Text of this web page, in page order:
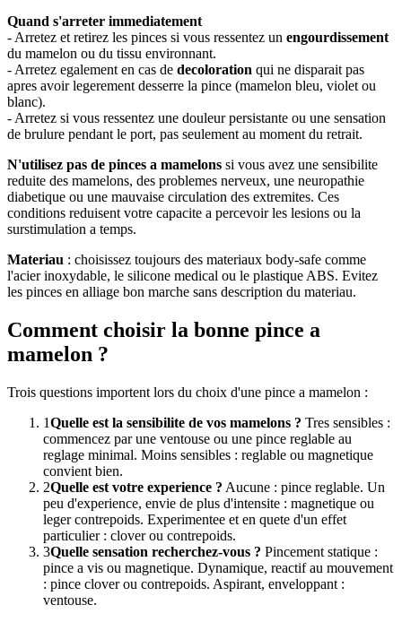
Quand s'arreter immediatement
- Arretez et retirez les pinces si vous ressentez un engourdissement
du mamelon ou du tissu environnant.
- Arretez egalement en cas de decoloration qui ne disparait pas
apres avoir legerement desserre la pince (mamelon bleu, violet ou
blanc).
- Arretez si vous ressentez une douleur persistante ou une sensation
de brulure pendant le port, pas seulement au moment du retrait.
N'utilisez pas de pinces a mamelons si vous avez une sensibilite
reduite des mamelons, des problemes nerveux, une neuropathie
diabetique ou une mauvaise circulation des extremites. Ces
conditions reduisent votre capacite a percevoir les lesions ou la
surstimulation a temps.
Materiau : choisissez toujours des materiaux body-safe comme
l'acier inoxydable, le silicone medical ou le plastique ABS. Evitez
les pinces en alliage bon marche sans description du materiau.
Comment choisir la bonne pince a
mamelon ?
Trois questions importent lors du choix d'une pince a mamelon :
1Quelle est la sensibilite de vos mamelons ? Tres sensibles :
commencez par une ventouse ou une pince reglable au
reglage minimal. Moins sensibles : reglable ou magnetique
convient bien.
2Quelle est votre experience ? Aucune : pince reglable. Un
peu d'experience, envie de plus d'intensite : magnetique ou
leger contrepoids. Experimentee et en quete d'un effet
particulier : clover ou contrepoids.
3Quelle sensation recherchez-vous ? Pincement statique :
pince a vis ou magnetique. Dynamique, reactif au mouvement
: pince clover ou contrepoids. Aspirant, enveloppant :
ventouse.